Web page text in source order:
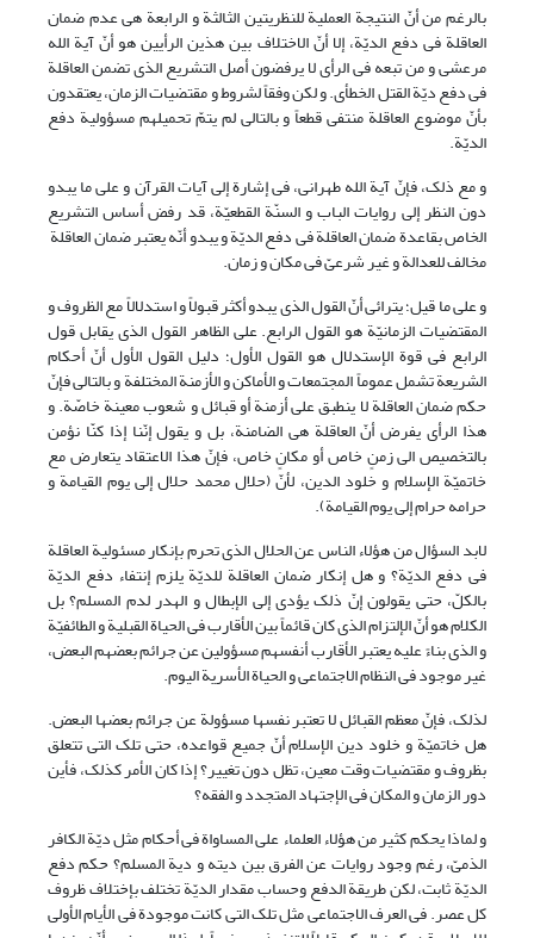
بالرغم من أنّ النتیجة العملیة للنظریتین الثالثة و الرابعة هی عدم ضمان
العاقلة فی دفع الدیّة، إلا أنّ الاختلاف بین هذین الرأیین هو أنّ آیة الله
مرعشی و من تبعه فی الرأی لا یرفضون أصل التشریع الذی تضمن العاقلة
فی دفع دیّة القتل الخطأی. و لکن وفقاً لشروط و مقتضیات الزمان، یعتقدون
بأنّ موضوع العاقلة منتفی قطعاً و بالتالی لم یتمّ تحمیلهم مسؤولیة دفع
الدیّة.
و مع ذلک، فإنّ آیة الله طهرانی، فی إشارة إلى آیات القرآن و على ما یبدو
دون النظر إلى روایات الباب و السنّة القطعیّة، قد رفض أساس التشریع
الخاص بقاعدة ضمان العاقلة فی دفع الدیّة و یبدو أنّه یعتبر ضمان العاقلة
مخالف للعدالة و غیر شرعیّ فی مکان و زمان.
و على ما قیل؛ یترائی أنّ القول الذی یبدو أکثر قبولاً و استدلالاً مع الظروف و
المقتضیات الزمانیّة هو القول الرابع. علی الظاهر القول الذی یقابل قول
الرابع فی قوة الإستدلال هو القول الأول؛ دلیل القول الأول أنّ أحکام
الشریعة تشمل عموماً المجتمعات و الأماکن و الأزمنة المختلفة و بالتالی فإنّ
حکم ضمان العاقلة لا ینطبق على أزمنة أو قبائل و شعوب معینة خاصّة. و
هذا الرأی یفرض أنّ العاقلة هی الضامنة، بل و یقول إنّنا إذا کنّا نؤمن
بالتخصیص الی زمنٍ خاص أو مکانٍ خاص، فإنّ هذا الاعتقاد یتعارض مع
خاتمیّة الإسلام و خلود الدین، لأنّ (حلال محمد حلال إلى یوم القیامة و
حرامه حرام إلى یوم القیامة).
لابد السؤال من هؤلاء الناس عن الحلال الذی تحرم بإنکار مسئولیة العاقلة
فی دفع الدیّة؟ و هل إنکار ضمان العاقلة للدیّة یلزم إنتفاء دفع الدیّة
بالکلّ، حتی یقولون إنّ ذلک یؤدی إلى الإبطال و الهدر لدم المسلم؟ بل
الکلام هو أنّ الإلتزام الذی کان قائماً بین الأقارب فی الحیاة القبلیة و الطائفیّة
و الذی بناءً علیه یعتبر الأقارب أنفسهم مسؤولین عن جرائم بعضهم البعض،
غیر موجود فی النظام الاجتماعی و الحیاة الأسریة الیوم.
لذلک، فإنّ معظم القبائل لا تعتبر نفسها مسؤولة عن جرائم بعضها البعض.
هل خاتمیّة و خلود دین الإسلام أنّ جمیع قواعده، حتى تلک التی تتعلق
بظروف و مقتضیات وقت معین، تظل دون تغییر؟ إذا کان الأمر کذلک، فأین
دور الزمان و المکان فی الإجتهاد المتجدد و الفقه؟
و لماذا یحکم کثیر من هؤلاء العلماء على المساواة فی أحکام مثل دیّة الکافر
الذمیّ، رغم وجود روایات عن الفرق بین دیته و دیة المسلم؟ حکم دفع
الدیّة ثابت، لکن طریقة الدفع وحساب مقدار الدیّة تختلف بإختلاف ظروف
کل عصر. فی العرف الاجتماعی مثل تلک التی کانت موجودة فی الأیام الأولى